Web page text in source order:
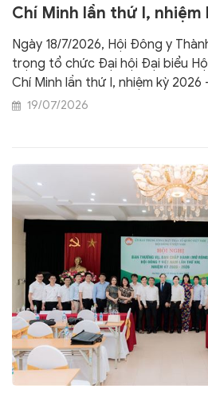
Chí Minh lần thứ I, nhiệm
Xây dựng tổ chức Hội,
“Đoàn kết – Đổi mới –
triển”
Ngày 18/7/2026, Hội Đông y
trọng tổ chức Đại hội Đại biểu
Chí Minh lần thứ I, nhiệm kỳ 2026
tham dự của 150 đại biểu chính
19/07/2026